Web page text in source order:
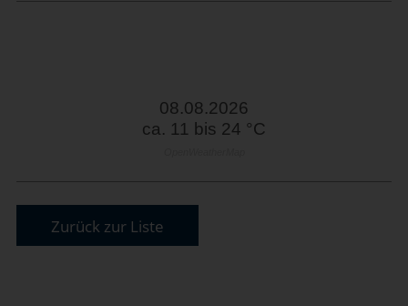
08.08.2026
ca. 11 bis 24 °C
Zurück zur Liste